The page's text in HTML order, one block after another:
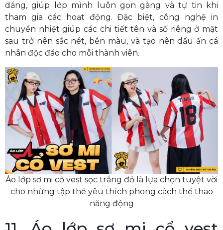
dáng, giúp lớp mình luôn gọn gàng và tự tin khi
tham gia các hoạt động. Đặc biệt, công nghệ in
chuyển nhiệt giúp các chi tiết tên và số riêng ở mặt
sau trở nên sắc nét, bền màu, và tạo nên dấu ấn cá
nhân độc đáo cho mỗi thành viên.
Áo lớp sơ mi cổ vest sọc trắng đỏ là lựa chọn tuyệt vời
cho những tập thể yêu thích phong cách thể thao
năng động